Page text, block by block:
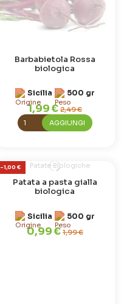
Barbabietola Rossa
biologica
Sicilia 500 gr
1,99 €2,49 €
AGGIUNGI
-1,00 €
Patata a pasta gialla
biologica
Sicilia 500 gr
0,99 €1,99 €